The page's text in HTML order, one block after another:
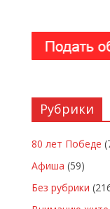
Рубрики
80 лет Победе
Афиша (59)
Без рубрики